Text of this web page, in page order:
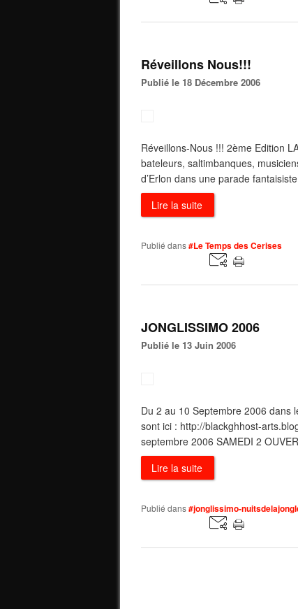
Réveillons Nous!!!
Publié le 18 Décembre 2006
Réveillons-Nous !!! 2ème Edition
bateleurs, saltimbanques,
d’Erlon dans une parade
Lire la suite
Publié dans#Le Temps des Cerises
JONGLISSIMO 2006
Publié le 13 Juin 2006
Du 2 au 10 Septembre 2006 dans
sont ici : http://blackghhost-
septembre 2006 SAMEDI 2
Lire la suite
Publié dans#jonglissimo-